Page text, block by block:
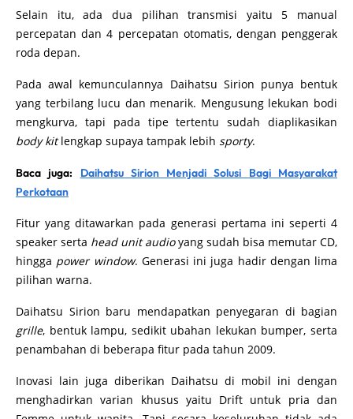
Selain itu, ada dua pilihan transmisi yaitu 5 manual
percepatan dan 4 percepatan otomatis, dengan penggerak
roda depan.
Pada awal kemunculannya Daihatsu Sirion punya bentuk
yang terbilang lucu dan menarik. Mengusung lekukan bodi
mengkurva, tapi pada tipe tertentu sudah diaplikasikan
body kitlengkap supaya tampak lebih sporty.
Baca juga: Daihatsu Sirion Menjadi Solusi Bagi Masyarakat
Perkotaan
Fitur yang ditawarkan pada generasi pertama ini seperti 4
speaker serta head unit audioyang sudah bisa memutar CD,
hingga power window. Generasi ini juga hadir dengan lima
pilihan warna.
Daihatsu Sirion baru mendapatkan penyegaran di bagian
grille, bentuk lampu, sedikit ubahan lekukan bumper, serta
penambahan di beberapa fitur pada tahun 2009.
Inovasi lain juga diberikan Daihatsu di mobil ini dengan
menghadirkan varian khusus yaitu Drift untuk pria dan